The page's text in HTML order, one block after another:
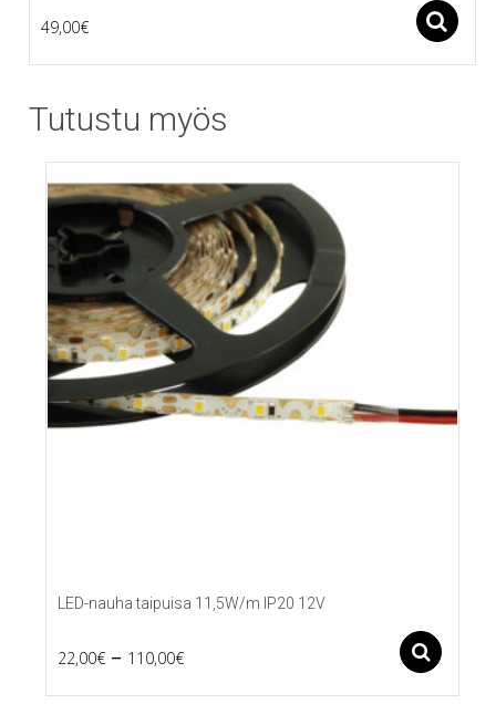
49,00€
Tutustu myös
LED-nauha taipuisa 11,5W/m IP20 12V
22,00€ – 110,00€Price
range: